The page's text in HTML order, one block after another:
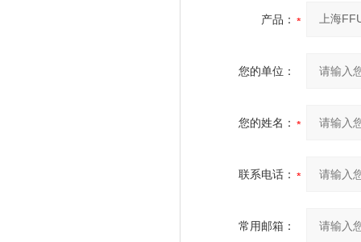
产品：
您的单位：
您的姓名：
联系电话：
常用邮箱：